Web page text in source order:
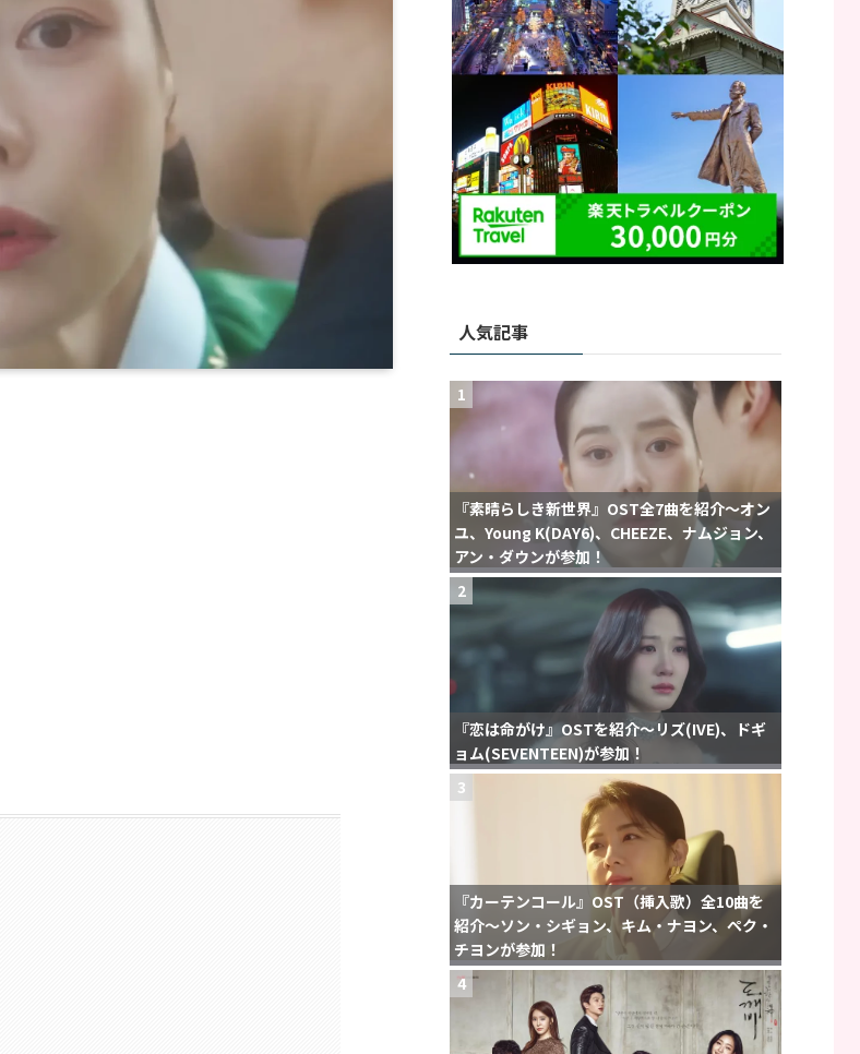
人気記事
1
『素晴らしき新世界』OST全7曲を紹介〜オン
ユ、Young K(DAY6)、CHEEZE、ナムジョン、
アン・ダウンが参加！
2
『恋は命がけ』OSTを紹介〜リズ(IVE)、ドギ
ョム(SEVENTEEN)が参加！
3
『カーテンコール』OST（挿入歌）全10曲を
紹介〜ソン・シギョン、キム・ナヨン、ペク・
チヨンが参加！
4